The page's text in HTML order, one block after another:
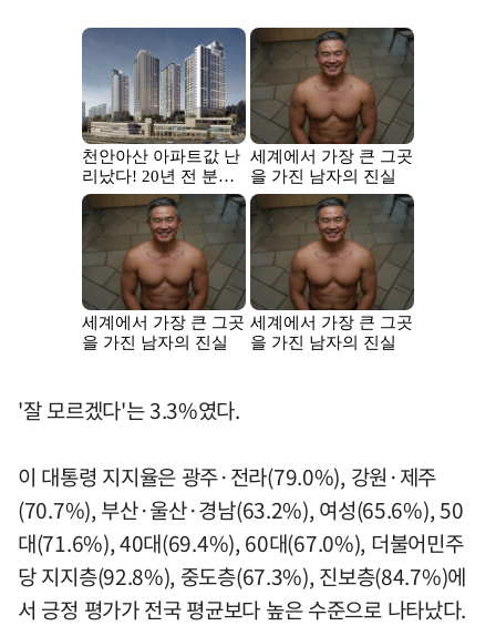
'잘 모르겠다'는 3.3%였다.
이 대통령 지지율은 광주·전라(79.0%), 강원·제주
(70.7%), 부산·울산·경남(63.2%), 여성(65.6%), 50
대(71.6%), 40대(69.4%), 60대(67.0%), 더불어민주
당 지지층(92.8%), 중도층(67.3%), 진보층(84.7%)에
서 긍정 평가가 전국 평균보다 높은 수준으로 나타났다.